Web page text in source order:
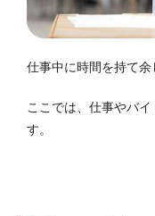
仕事中に時間を持て余
ここでは、仕事やバ
す。